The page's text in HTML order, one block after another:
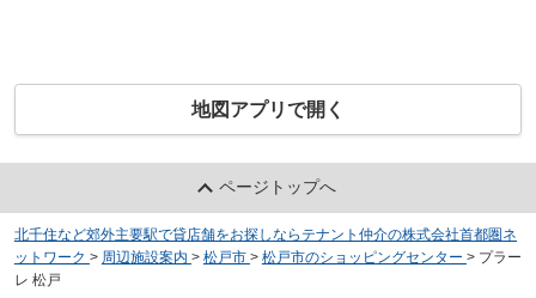
地図アプリで開く
ページトップへ
北千住など郊外主要駅で貸店舗をお探しならテナント仲介の株式会社首都圏ネ
ットワーク > 周辺施設案内 > 松戸市 > 松戸市のショッピングセンター > プラー
レ 松戸